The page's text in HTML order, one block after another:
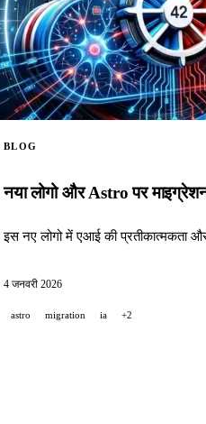
BLOG
नया लोगो और Astro पर
इस नए लोगो में एआई की प्रतीकात्मकता
4 जनवरी 2026
astro migration ia +2